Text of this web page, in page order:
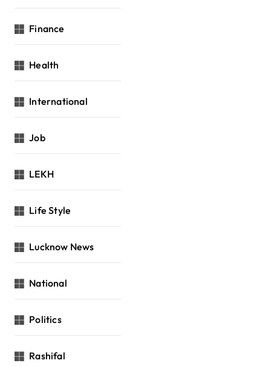
Finance
Health
International
Job
LEKH
Life Style
Lucknow News
National
Politics
Rashifal